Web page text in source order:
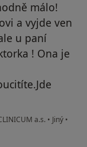
málo!
a vyjde ven
u paní
! Ona je
a.s. • Jiný •